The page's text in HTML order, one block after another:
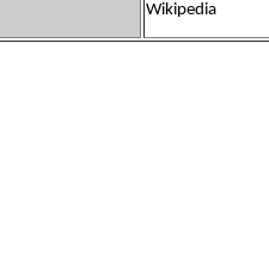
Wikipedia